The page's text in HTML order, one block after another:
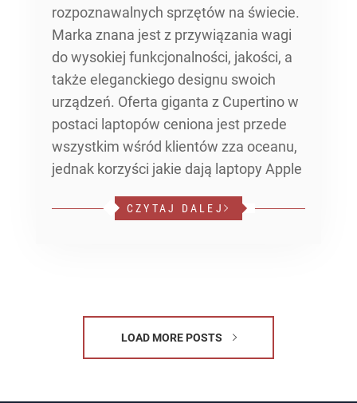
rozpoznawalnych sprzętów na świecie.
Marka znana jest z przywiązania wagi
do wysokiej funkcjonalności, jakości, a
także eleganckiego designu swoich
urządzeń. Oferta giganta z Cupertino w
postaci laptopów ceniona jest przede
wszystkim wśród klientów zza oceanu,
jednak korzyści jakie dają laptopy Apple
CZYTAJ DALEJ
LOAD MORE POSTS